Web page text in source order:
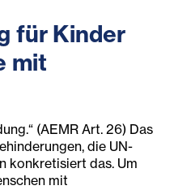
fürKinder
mit
(AEMR Art. 26) Das
die UN-
konkretisiert das. Um
mit